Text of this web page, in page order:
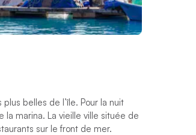
belles de l’île. Pour la nuit
la marina. La vieille ville située de
sur le front de mer.